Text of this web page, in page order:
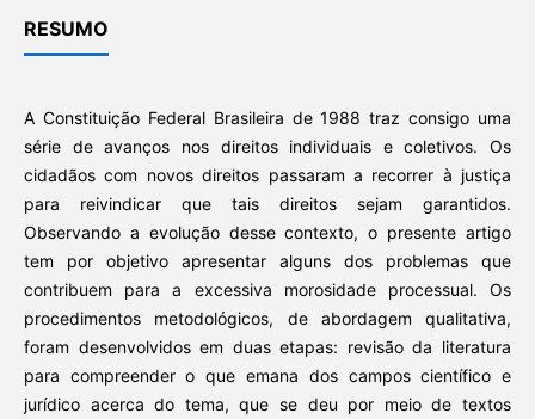
RESUMO
A Constituição Federal Brasileira de 1988 traz consigo uma
série de avanços nos direitos individuais e coletivos. Os
cidadãos com novos direitos passaram a recorrer à justiça
para reivindicar que tais direitos sejam garantidos.
Observando a evolução desse contexto, o presente artigo
tem por objetivo apresentar alguns dos problemas que
contribuem para a excessiva morosidade processual. Os
procedimentos metodológicos, de abordagem qualitativa,
foram desenvolvidos em duas etapas: revisão da literatura
para compreender o que emana dos campos científico e
jurídico acerca do tema, que se deu por meio de textos